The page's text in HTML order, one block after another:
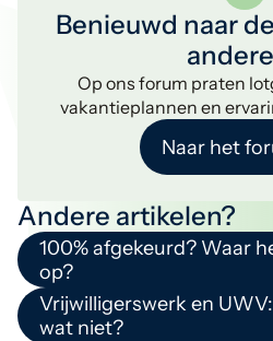
Benieuwd naar
Op ons forum praten
vakantieplannen en
Naar het
Andere artikelen?
100% afgekeurd? Waar
op?
Vrijwilligerswerk en
wat niet?